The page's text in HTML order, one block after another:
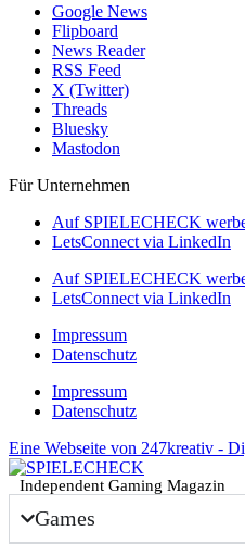
Google News
Flipboard
News Reader
RSS Feed
X (Twitter)
Threads
Bluesky
Mastodon
Für Unternehmen
Auf SPIELECHECK
LetsConnect via LinkedIn
Auf SPIELECHECK
LetsConnect via LinkedIn
Impressum
Datenschutz
Impressum
Datenschutz
Eine Webseite von 247kreativ -
Independent Gaming Magazin
Games